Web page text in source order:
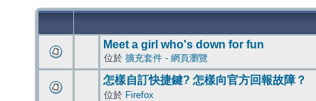
Meet a girl who's down for fun
位於 擴充套件 - 網頁瀏覽
怎樣自訂快捷鍵? 怎樣向官方回報故障？
位於 Firefox